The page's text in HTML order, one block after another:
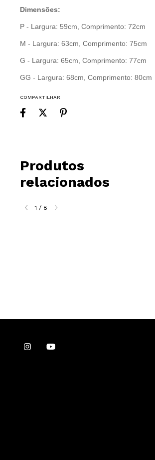
Dimensões:
P - Largura: 59cm, Comprimento: 72cm
M - Largura: 63cm, Comprimento: 75cm
G - Largura: 65cm, Comprimento: 77cm
GG - Largura: 68cm, Comprimento: 80cm
COMPARTILHAR
Produtos
relacionados
1 / 8